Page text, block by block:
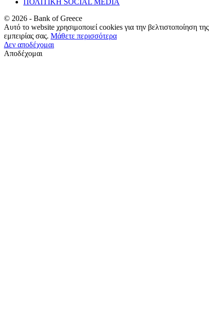
© 2026 - Bank of Greece
Αυτό το website χρησιμοποιεί cookies για την βελτιστοποίηση της
εμπειρίας σας. Μάθετε περισσότερα
Δεν αποδέχομαι
Αποδέχομαι